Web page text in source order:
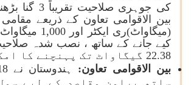
کی جوہری
(میگاواٹ)ری ایکٹر
22.38 گیگاواٹ تک پہنچنے کا امکان ہے ۔
بین الاقوامی تعاون:
ساتھ پرامن مقاصد کے لیے